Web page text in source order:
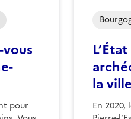
pour
la
En